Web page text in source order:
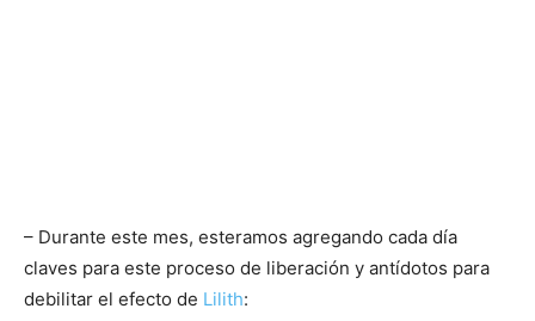
– Durante este mes, esteramos agregando cada día
claves para este proceso de liberación y antídotos para
debilitar el efecto de Lilith: